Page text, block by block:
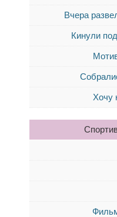
Вчера
Кинули
Хочу